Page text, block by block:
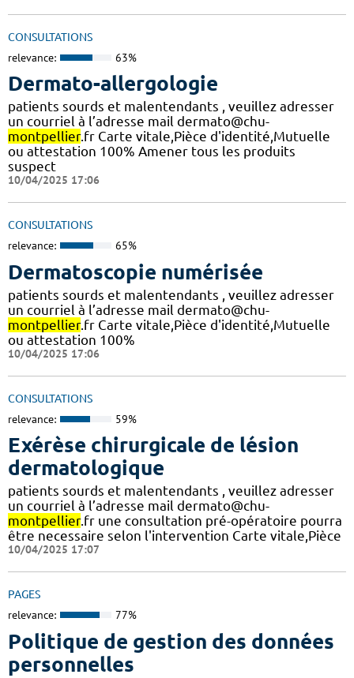
CONSULTATIONS
relevance: 63%
Dermato-allergologie
patients sourds et malentendants , veuillez adresser
un courriel à l’adresse mail dermato@chu-
montpellier.fr Carte vitale,Pièce d'identité,Mutuelle
ou attestation 100% Amener tous les produits
suspect
10/04/2025 17:06
CONSULTATIONS
relevance: 65%
Dermatoscopie numérisée
patients sourds et malentendants , veuillez adresser
un courriel à l’adresse mail dermato@chu-
montpellier.fr Carte vitale,Pièce d'identité,Mutuelle
ou attestation 100%
10/04/2025 17:06
CONSULTATIONS
relevance: 59%
Exérèse chirurgicale de lésion
dermatologique
patients sourds et malentendants , veuillez adresser
un courriel à l’adresse mail dermato@chu-
montpellier.fr une consultation pré-opératoire pourra
être necessaire selon l'intervention Carte vitale,Pièce
10/04/2025 17:07
PAGES
relevance: 77%
Politique de gestion des données
personnelles